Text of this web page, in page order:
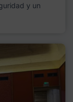
y un